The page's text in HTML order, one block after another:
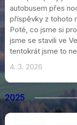
autobusem přes
příspěvky z tohoto
Poté, co jsme si
jsme se stavili ve
tentokrát jsme to
4. 3. 2026
2025